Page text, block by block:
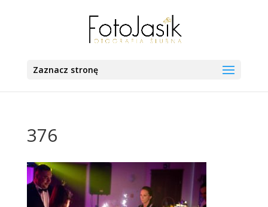
Zaznacz stronę
376